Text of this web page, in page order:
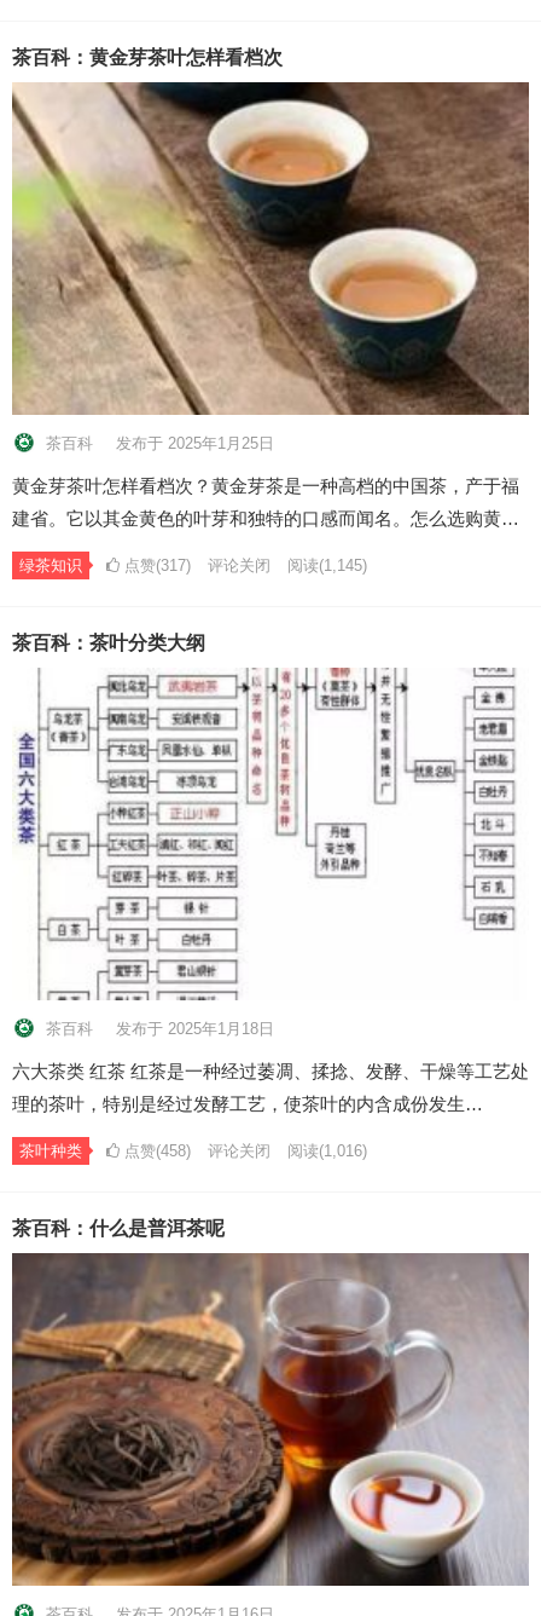
茶百科：黄金芽茶叶怎样看档次
茶百科 发布于 2025年1月25日
黄金芽茶叶怎样看档次？黄金芽茶是一种高档的中国茶，产于福
建省。它以其金黄色的叶芽和独特的口感而闻名。怎么选购黄…
绿茶知识 点赞(317) 评论关闭 阅读(1,145)
茶百科：茶叶分类大纲
茶百科 发布于 2025年1月18日
六大茶类 红茶 红茶是一种经过萎凋、揉捻、发酵、干燥等工艺处
理的茶叶，特别是经过发酵工艺，使茶叶的内含成份发生…
茶叶种类 点赞(458) 评论关闭 阅读(1,016)
茶百科：什么是普洱茶呢